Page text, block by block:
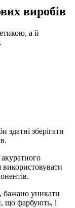
виробів
а й
зберігати
бажано уникати
що фарбують, і